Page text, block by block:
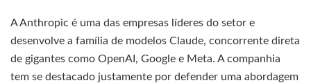
A Anthropic é uma das empresas líderes do setor e
desenvolve a família de modelos Claude, concorrente direta
de gigantes como OpenAI, Google e Meta. A companhia
tem se destacado justamente por defender uma abordagem